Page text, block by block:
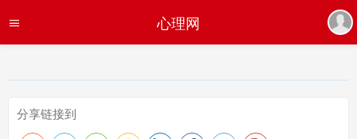
心理网
分享链接到